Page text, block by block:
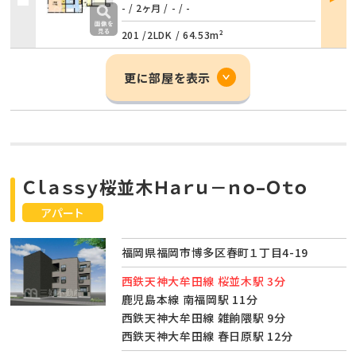
- / 2ヶ月 / - / -
201 /2LDK / 64.53m²
詳細
更に部屋を表示
アパート
Ｃｌａｓｓｙ桜並木Ｈａｒｕ－ｎｏ–Ｏｔｏ
福岡県福岡市博多区春町１丁目4-19
西鉄天神大牟田線 桜並木駅 3分
鹿児島本線 南福岡駅 11分
西鉄天神大牟田線 雑餉隈駅 9分
西鉄天神大牟田線 春日原駅 12分